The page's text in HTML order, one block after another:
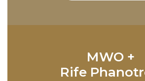
MWO +
Rife